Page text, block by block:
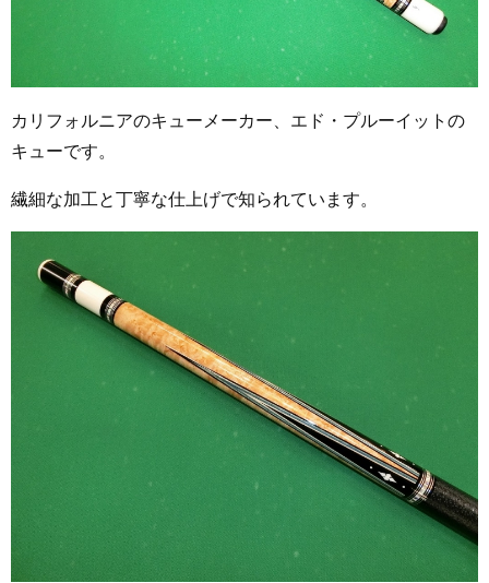
カリフォルニアのキューメーカー、エド・プルーイットの
キューです。
繊細な加工と丁寧な仕上げで知られています。